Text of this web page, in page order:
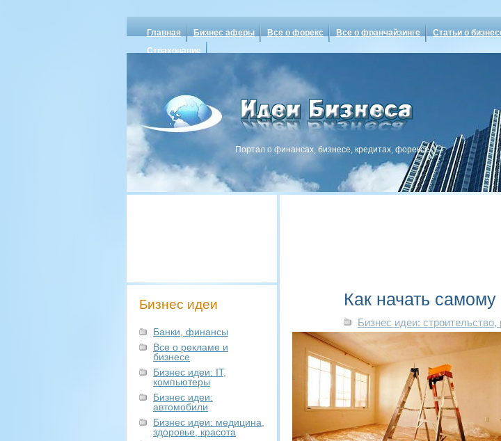
Главная Бизнес аферы Все о форекс Все о франчайзинге
Статьи о
Страхование
Портал о финансах, бизнесе, кредитах, форексе
Бизнес идеи
Банки, финансы
Все о рекламе и
бизнесе
Бизнес идеи: IT,
компьютеры
Бизнес идеи:
автомобили
Бизнес идеи: медицина,
здоровье, красота
Как начать
Бизнес идеи: строительство,